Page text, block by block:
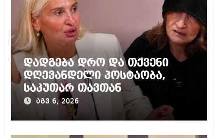
დადგება დრო და თქვენი
დღევანდელი პოსტაობა,
საკუთარ თავთან
შეგარცხვენთ – ეკა კუპატაძე
ნანუკა ჟორჟოლიანს
აგვ 6, 2026